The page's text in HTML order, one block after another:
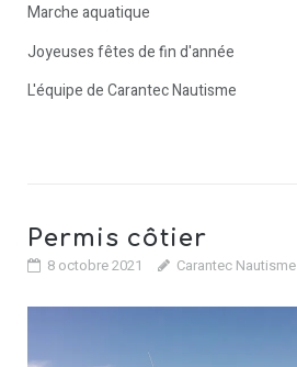
Marche aquatique
Joyeuses fêtes de fin d'année
L'équipe de Carantec Nautisme
Permis côtier
8 octobre 2021 Carantec Nautisme